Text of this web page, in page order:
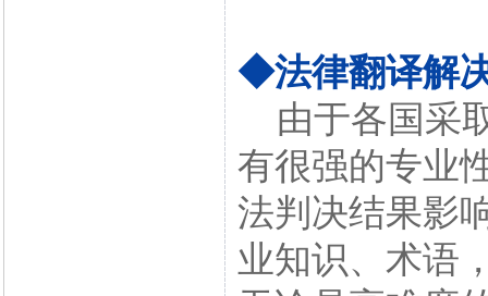
◆法律翻译解
由于各国采
有很强的专业
法判决结果影
业知识、术语